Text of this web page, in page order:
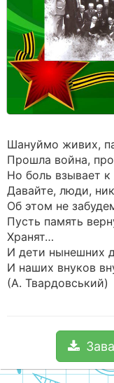
Шануймо живих,
Прошла война,
Но боль взывает
Давайте, люди,
Об этом не
Пусть память
Хранят…
И дети нынешних
И наших внуков
(А. Твардовський)